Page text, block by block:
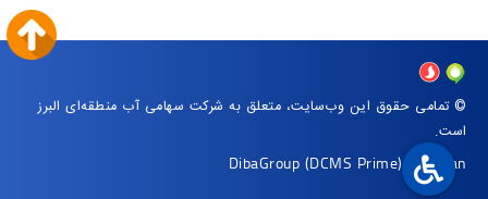
© تمامی حقوق این وب‌سایت، متعلق به شرکت سهامی آب منطقه‌ای البرز
است.
DibaGroup (DCMS Prime)|Arvan